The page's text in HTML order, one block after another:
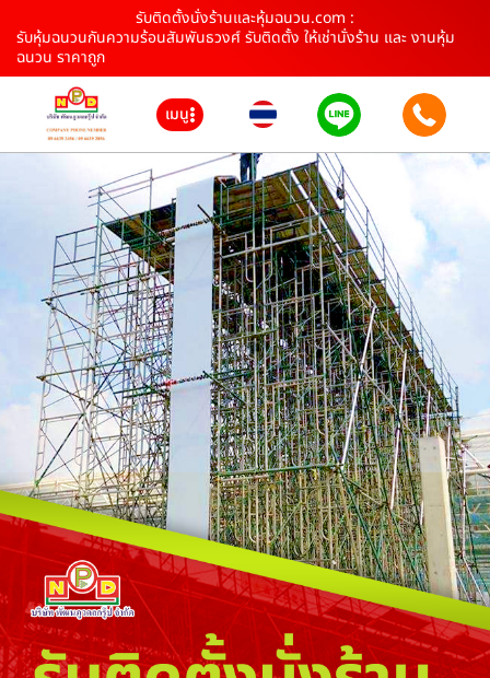
รับติดตั้งนั่งร้านและหุ้มฉนวน.com :
รับหุ้มฉนวนกันความร้อนสัมพันธวงศ์ รับติดตั้ง ให้เช่านั่งร้าน และ งานหุ้ม
ฉนวน ราคาถูก
เมนู